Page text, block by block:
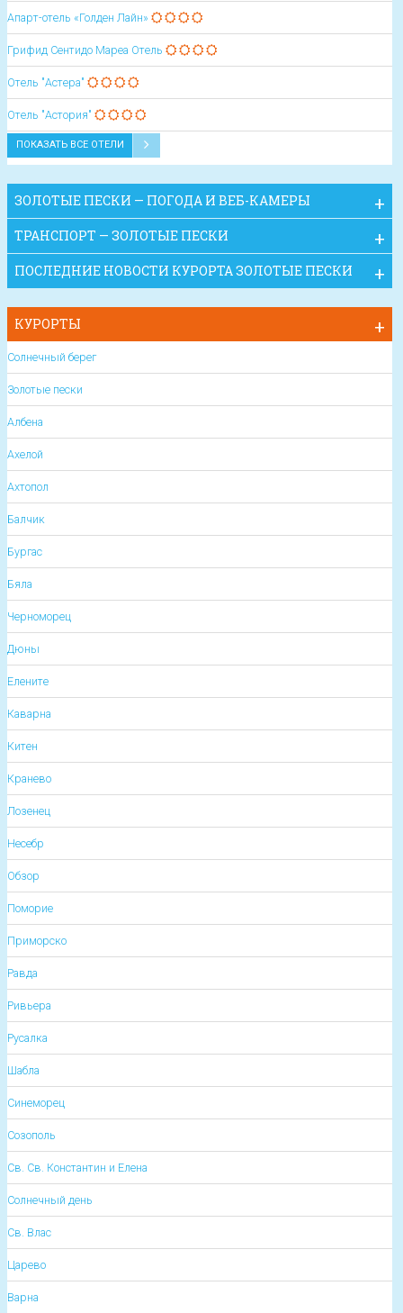
Апарт-отель «Голден Лайн»
Грифид Сентидо Мареа Oтель
Отель "Астера"
Отель "Астория"
ПОКАЗАТЬ ВСЕ ОТЕЛИ
ЗОЛОТЫЕ ПЕСКИ — ПОГОДА И ВЕБ-КАМЕРЫ
ТРАНСПОРТ — ЗОЛОТЫЕ ПЕСКИ
ПОСЛЕДНИЕ НОВОСТИ КУРОРТА ЗОЛОТЫЕ ПЕСКИ
КУРОРТЫ
Солнечный берег
Золотые пески
Албена
Ахелой
Ахтопол
Балчик
Бургас
Бяла
Черноморец
Дюны
Елените
Каварна
Китен
Кранево
Лозенец
Несебр
Обзор
Поморие
Приморско
Равда
Ривьера
Русалка
Шабла
Синеморец
Созополь
Св. Св. Константин и Елена
Солнечный день
Св. Влас
Царево
Варна